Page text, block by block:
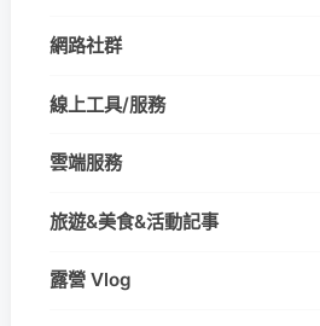
網路社群
線上工具/服務
雲端服務
旅遊&美食&活動記事
露營 Vlog